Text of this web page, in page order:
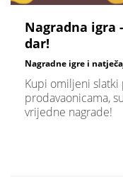
Nagradna igra
dar!
Nagradne igre i
Kupi omiljeni slatki
prodavaonicama,
vrijedne nagrade!